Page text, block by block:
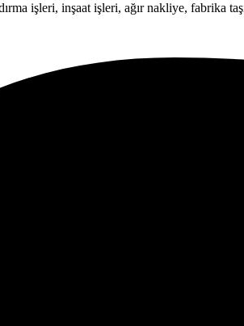
işleri, inşaat işleri, ağır nakliye, fabrika